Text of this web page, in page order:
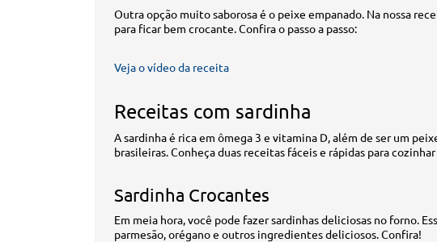
Outra opção muito saborosa é o peixe empanado. Na nossa
para ficar bem crocante. Confira o passo a passo:
Veja o vídeo da receita
Receitas com sardinha
A sardinha é rica em ômega 3 e vitamina D, além de ser um
brasileiras. Conheça duas receitas fáceis e rápidas para cozinhar
Sardinha Crocantes
Em meia hora, você pode fazer sardinhas deliciosas no forno.
parmesão, orégano e outros ingredientes deliciosos. Confira!